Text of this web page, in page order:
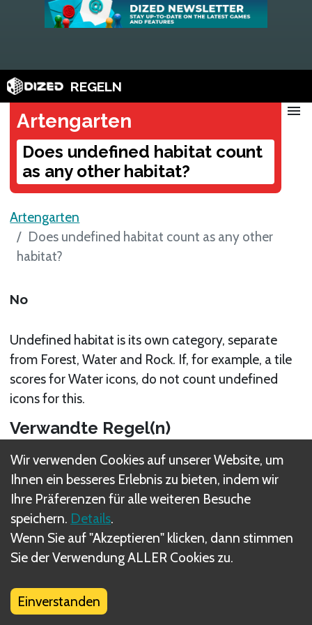
REGELN
Artengarten
Does undefined habitat count
as any other habitat?
menu
Artengarten
Does undefined habitat count as any other
habitat?
No
Undefined habitat is its own category, separate
from Forest, Water and Rock. If, for example, a tile
scores for Water icons, do not count undefined
icons for this.
Verwandte Regel(n)
Lebensraum
Was sind DIZED Regeln?
Wir verwenden Cookies auf unserer Website, um
Ihnen ein besseres Erlebnis zu bieten, indem wir
Ihre Präferenzen für alle weiteren Besuche
speichern. Details.
Wenn Sie auf "Akzeptieren" klicken, dann stimmen
Sie der Verwendung ALLER Cookies zu.
Einverstanden